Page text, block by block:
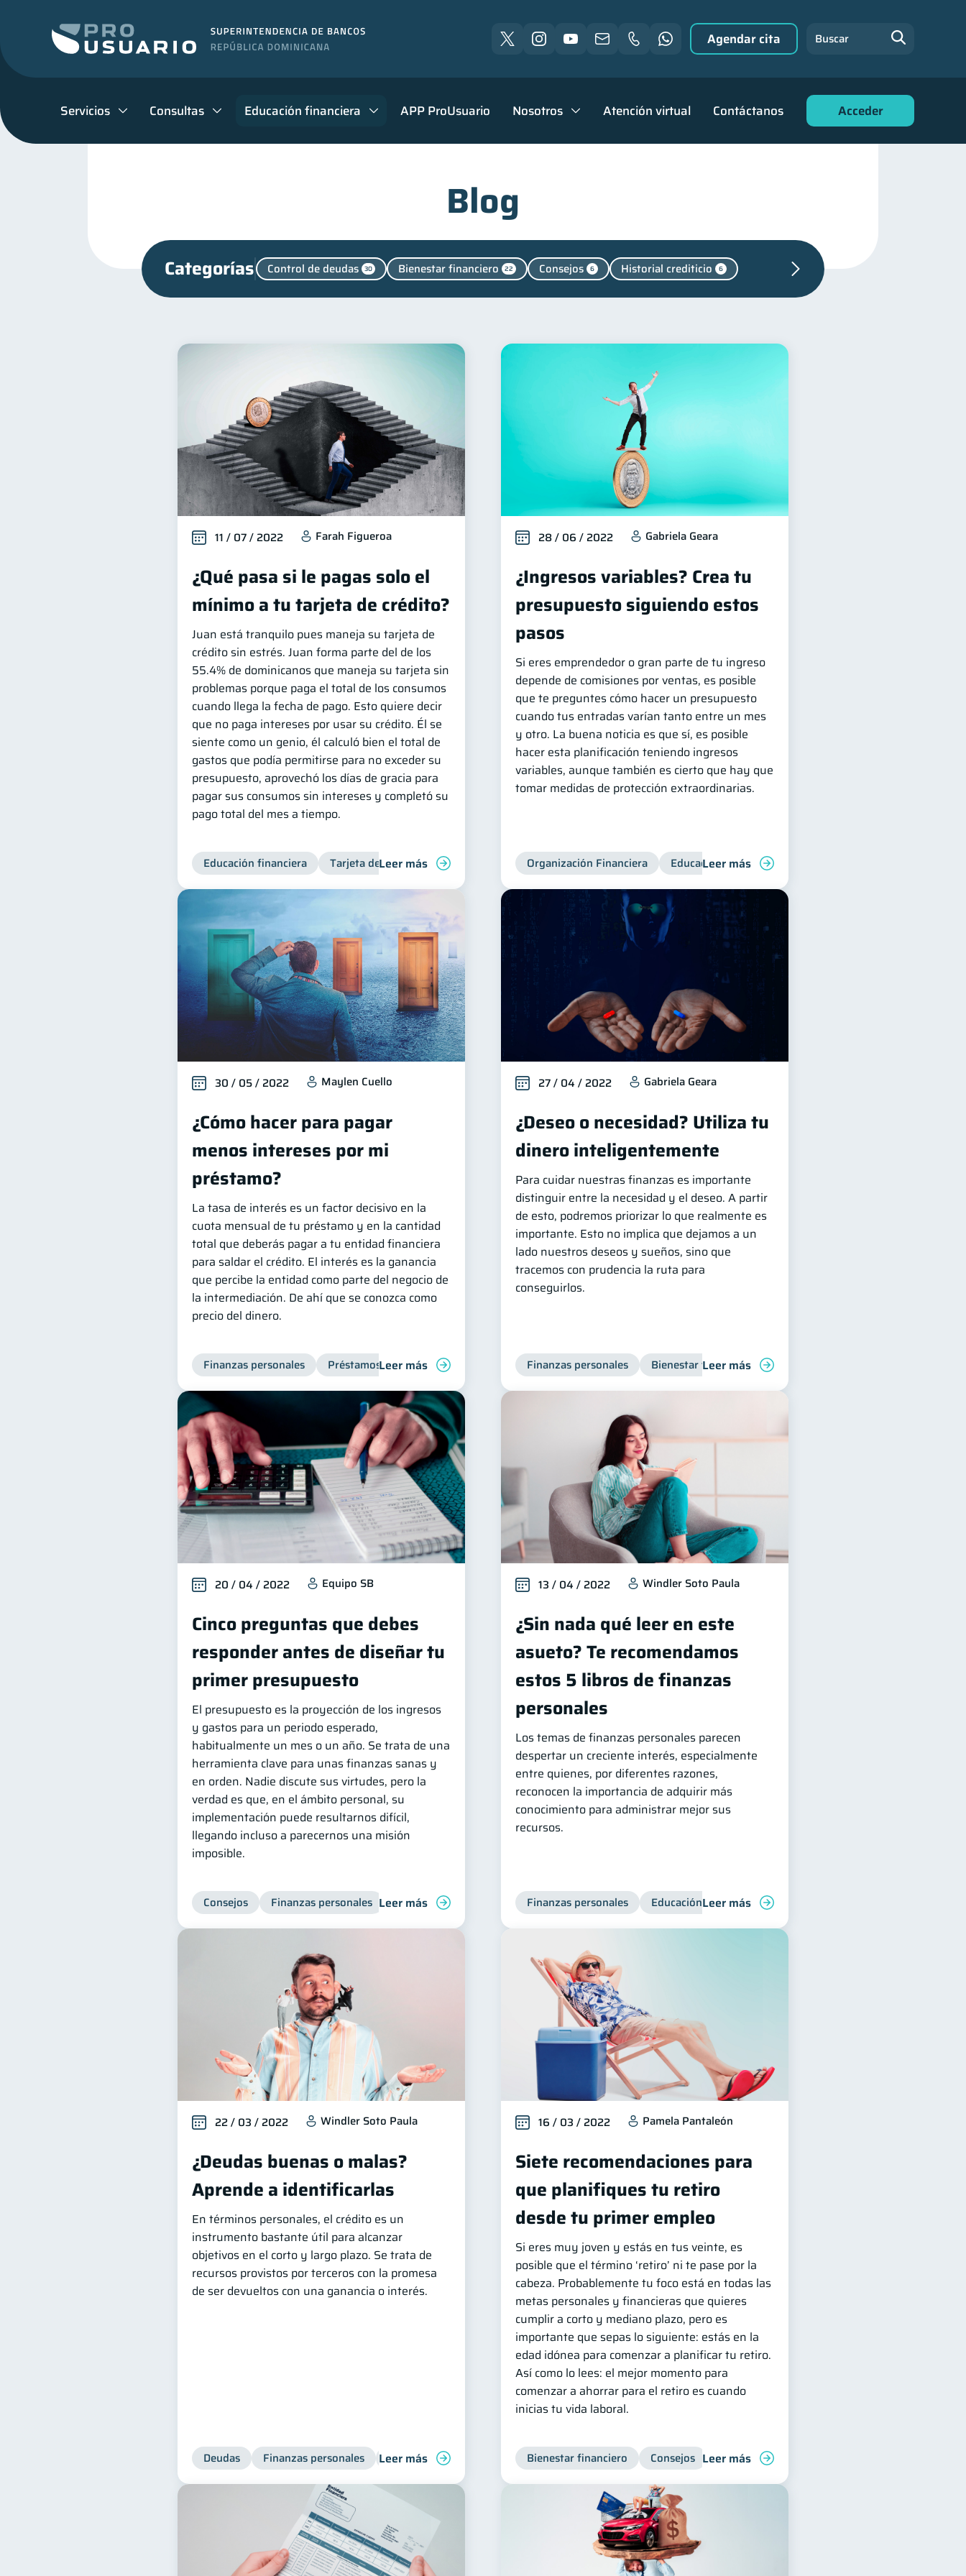
Servicios Consultas Educación financiera APP ProUsuario Nosotros Atención virtual Contáctanos Acceder
Agendar cita Buscar
Blog
Categorías Control de deudas 30 Bienestar financiero 22 Consejos 6 Historial crediticio 6
Organización Financiera
Préstamos Servicios 4
Derechos & Deberes 4 Criptomonedas Cuenta Abandonada Inversiones 2 Finanzas Personales
Finanzas en Pareja Educación Financiera Información financiera
inversiones 1 Salud mental 1 ahorro 1 Retiro Doble sueldo Gasto responsable
información financiera
11 / 07 / 2022 Farah Figueroa
¿Qué pasa si le pagas solo el
mínimo a tu tarjeta de crédito?
Juan está tranquilo pues maneja su tarjeta de
crédito sin estrés. Juan forma parte del de los
55.4% de dominicanos que maneja su tarjeta sin
problemas porque paga el total de los consumos
cuando llega la fecha de pago. Esto quiere decir
que no paga intereses por usar su crédito. Él se
siente como un genio, él calculó bien el total de
gastos que podía permitirse para no exceder su
presupuesto, aprovechó los días de gracia para
pagar sus consumos sin intereses y completó su
pago total del mes a tiempo.
Educación financiera Tarjeta de crédito Deudas Manejo de deudas Control de deudas
Leer más
28 / 06 / 2022 Gabriela Geara
¿Ingresos variables? Crea tu
presupuesto siguiendo estos
pasos
Si eres emprendedor o gran parte de tu ingreso
depende de comisiones por ventas, es posible
que te preguntes cómo hacer un presupuesto
cuando tus entradas varían tanto entre un mes
y otro. La buena noticia es que sí, es posible
hacer esta planificación teniendo ingresos
variables, aunque también es cierto que hay que
tomar medidas de protección extraordinarias.
Organización Financiera Educación financiera
Leer más
30 / 05 / 2022 Maylen Cuello
¿Cómo hacer para pagar
menos intereses por mi
préstamo?
La tasa de interés es un factor decisivo en la
cuota mensual de tu préstamo y en la cantidad
total que deberás pagar a tu entidad financiera
para saldar el crédito. El interés es la ganancia
que percibe la entidad como parte del negocio de
la intermediación. De ahí que se conozca como
precio del dinero.
Finanzas personales Préstamos Productos financieros Finanzas para jóvenes Manejo de deudas
Leer más
27 / 04 / 2022 Gabriela Geara
¿Deseo o necesidad? Utiliza tu
dinero inteligentemente
Para cuidar nuestras finanzas es importante
distinguir entre la necesidad y el deseo. A partir
de esto, podremos priorizar lo que realmente es
importante. Esto no implica que dejamos a un
lado nuestros deseos y sueños, sino que
tracemos con prudencia la ruta para
conseguirlos.
Finanzas personales Bienestar financiero
Leer más
20 / 04 / 2022 Equipo SB
Cinco preguntas que debes
responder antes de diseñar tu
primer presupuesto
El presupuesto es la proyección de los ingresos
y gastos para un periodo esperado,
habitualmente un mes o un año. Se trata de una
herramienta clave para unas finanzas sanas y
en orden. Nadie discute sus virtudes, pero la
verdad es que, en el ámbito personal, su
implementación puede resultarnos difícil,
llegando incluso a parecernos una misión
imposible.
Consejos Finanzas personales Educación financiera
Leer más
13 / 04 / 2022 Windler Soto Paula
¿Sin nada qué leer en este
asueto? Te recomendamos
estos 5 libros de finanzas
personales
Los temas de finanzas personales parecen
despertar un creciente interés, especialmente
entre quienes, por diferentes razones,
reconocen la importancia de adquirir más
conocimiento para administrar mejor sus
recursos.
Finanzas personales Educación financiera
Leer más
22 / 03 / 2022 Windler Soto Paula
¿Deudas buenas o malas?
Aprende a identificarlas
En términos personales, el crédito es un
instrumento bastante útil para alcanzar
objetivos en el corto y largo plazo. Se trata de
recursos provistos por terceros con la promesa
de ser devueltos con una ganancia o interés.
Deudas Finanzas personales Bienestar financiero Manejo de deudas Control de deudas
Leer más
16 / 03 / 2022 Pamela Pantaleón
Siete recomendaciones para
que planifiques tu retiro
desde tu primer empleo
Si eres muy joven y estás en tus veinte, es
posible que el término ‘retiro’ ni te pase por la
cabeza. Probablemente tu foco está en todas las
metas personales y financieras que quieres
cumplir a corto y mediano plazo, pero es
importante que sepas lo siguiente: estás en la
edad idónea para comenzar a planificar tu retiro.
Así como lo lees: el mejor momento para
comenzar a ahorrar para el retiro es cuando
inicias tu vida laboral.
Bienestar financiero Consejos Ahorro
Leer más